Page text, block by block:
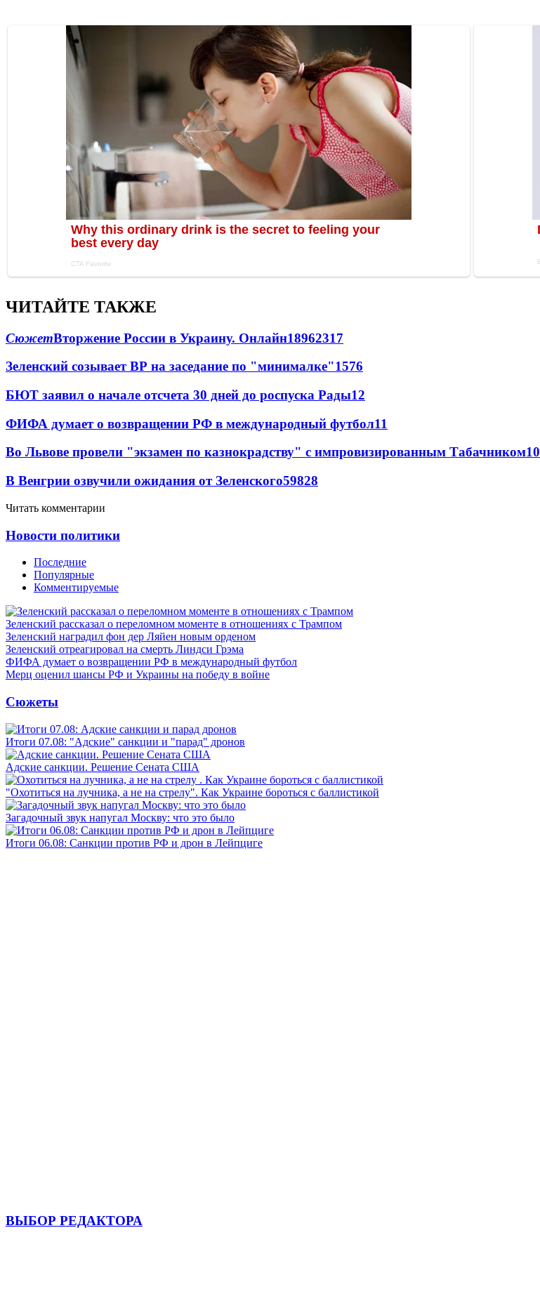
ЧИТАЙТЕ ТАКЖЕ
СюжетВторжение России в Украину. Онлайн18962317
Зеленский созывает ВР на заседание по "минималке"1576
БЮТ заявил о начале отсчета 30 дней до роспуска Рады12
ФИФА думает о возвращении РФ в международный футбол11
Во Львове провели "экзамен по казнокрадству" с импровизированным Табачником10
В Венгрии озвучили ожидания от Зеленского59828
Читать комментарии
Новости политики
Последние
Популярные
Комментируемые
Зеленский рассказал о переломном моменте в отношениях с Трампом
Зеленский наградил фон дер Ляйен новым орденом
Зеленский отреагировал на смерть Линдси Грэма
ФИФА думает о возвращении РФ в международный футбол
Мерц оценил шансы РФ и Украины на победу в войне
Сюжеты
Итоги 07.08: "Адские" санкции и "парад" дронов
Адские санкции. Решение Сената США
"Охотиться на лучника, а не на стрелу". Как Украине бороться с баллистикой
Загадочный звук напугал Москву: что это было
Итоги 06.08: Санкции против РФ и дрон в Лейпциге
ВЫБОР РЕДАКТОРА